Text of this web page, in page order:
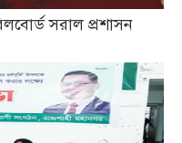
সরাল প্রশাসন